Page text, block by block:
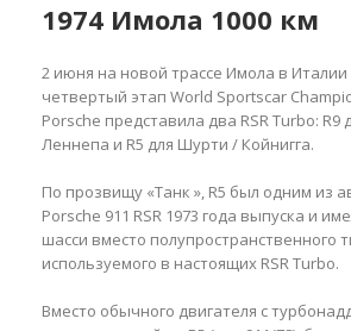
1974 Имола 1000 км
2 июня на новой трассе Имола в
четвертый этап World Sportscar
Porsche представила два RSR Turbo:
Леннепа и R5 для Шурти / Койнигга.
По прозвищу «Танк », R5 был одним из
Porsche 911 RSR 1973 года выпуска и
шасси вместо полупространственного
используемого в настоящих RSR Turbo.
Вместо обычного двигателя с